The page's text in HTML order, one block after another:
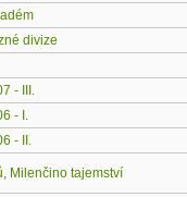
divize
- III.
- I.
- II.
Milenčino tajemství